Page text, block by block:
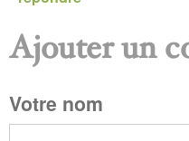
P
a
Ajouter un
Votre nom